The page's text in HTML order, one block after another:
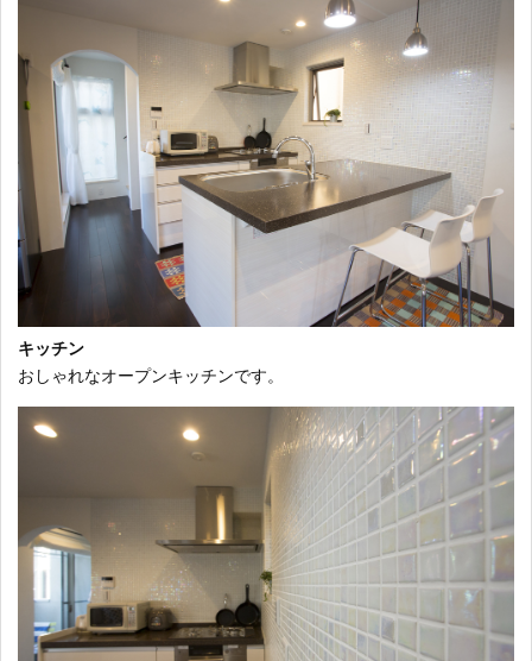
キッチン
おしゃれなオープンキッチンです。